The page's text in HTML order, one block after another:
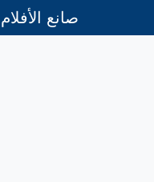
صانع